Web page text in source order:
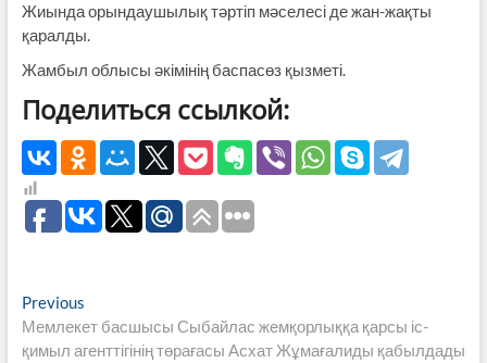
Жиында орындаушылық тәртіп мәселесі де жан-жақты
қаралды.
Жамбыл облысы әкімінің баспасөз қызметі.
Поделиться ссылкой:
Навигация
по
PreviousPrevious
post:
Мемлекет басшысы Сыбайлас жемқорлыққа қарсы іс-
қимыл агенттігінің төрағасы Асхат Жұмағалиды қабылдады